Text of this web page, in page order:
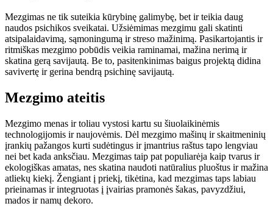
Mezgimas ne tik suteikia kūrybinę galimybę, bet ir teikia daug
naudos psichikos sveikatai. Užsiėmimas mezgimu gali skatinti
atsipalaidavimą, sąmoningumą ir streso mažinimą. Pasikartojantis ir
ritmiškas mezgimo pobūdis veikia raminamai, mažina nerimą ir
skatina gerą savijautą. Be to, pasitenkinimas baigus projektą didina
savivertę ir gerina bendrą psichinę savijautą.
Mezgimo ateitis
Mezgimo menas ir toliau vystosi kartu su šiuolaikinėmis
technologijomis ir naujovėmis. Dėl mezgimo mašinų ir skaitmeninių
įrankių pažangos kurti sudėtingus ir įmantrius raštus tapo lengviau
nei bet kada anksčiau. Mezgimas taip pat populiarėja kaip tvarus ir
ekologiškas amatas, nes skatina naudoti natūralius pluoštus ir mažina
atliekų kiekį. Žengiant į priekį, tikėtina, kad mezgimas taps labiau
prieinamas ir integruotas į įvairias pramonės šakas, pavyzdžiui,
mados ir namų dekoro.